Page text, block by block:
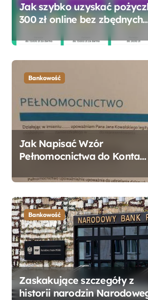
Jak szybko uzyskać
300 zł online bez zbędnych
Bankowość
Jak Napisać Wzór
Pełnomocnictwa do Konta
Przewodnik
Bankowość
Zaskakujące szczegóły z
historii narodzin